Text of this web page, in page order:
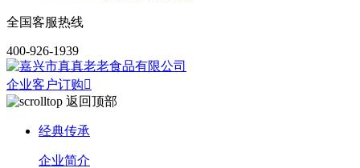
全国客服热线
400-926-1939
企业客户订购
返回顶部
经典传承
企业简介